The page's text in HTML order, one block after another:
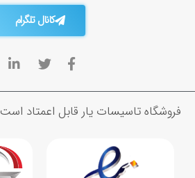
کانال تلگرام
فروشگاه تاسیسات یار قابل اعمتاد است